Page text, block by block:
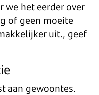
we het eerder over
of geen moeite
uit., geef
aan gewoontes.